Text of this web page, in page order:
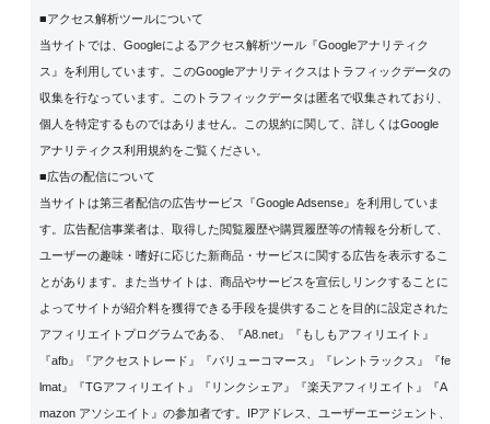
■アクセス解析ツールについて
当サイトでは、Googleによるアクセス解析ツール『Googleアナリティク
ス』を利用しています。このGoogleアナリティクスはトラフィックデータの
収集を行なっています。このトラフィックデータは匿名で収集されており、
個人を特定するものではありません。この規約に関して、詳しくはGoogle
アナリティクス利用規約をご覧ください。
■広告の配信について
当サイトは第三者配信の広告サービス『Google Adsense』を利用していま
す。広告配信事業者は、取得した閲覧履歴や購買履歴等の情報を分析して、
ユーザーの趣味・嗜好に応じた新商品・サービスに関する広告を表示するこ
とがあります。また当サイトは、商品やサービスを宣伝しリンクすることに
よってサイトが紹介料を獲得できる手段を提供することを目的に設定された
アフィリエイトプログラムである、『A8.net』『もしもアフィリエイト』
『afb』『アクセストレード』『バリューコマース』『レントラックス』『fe
lmat』『TGアフィリエイト』『リンクシェア』『楽天アフィリエイト』『A
mazon アソシエイト』の参加者です。IPアドレス、ユーザーエージェント、